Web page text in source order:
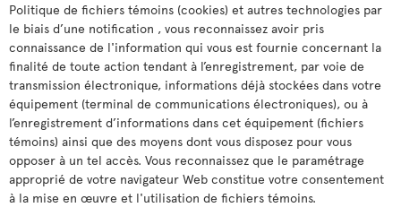
Politique de fichiers témoins (cookies) et autres technologies par
le biais d’une notification , vous reconnaissez avoir pris
connaissance de l'information qui vous est fournie concernant la
finalité de toute action tendant à l’enregistrement, par voie de
transmission électronique, informations déjà stockées dans votre
équipement (terminal de communications électroniques), ou à
l’enregistrement d’informations dans cet équipement (fichiers
témoins) ainsi que des moyens dont vous disposez pour vous
opposer à un tel accès. Vous reconnaissez que le paramétrage
approprié de votre navigateur Web constitue votre consentement
à la mise en œuvre et l'utilisation de fichiers témoins.